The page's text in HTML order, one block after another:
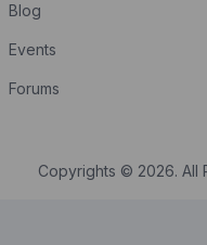
Blog
Events
Forums
Copyrights © 2026. All